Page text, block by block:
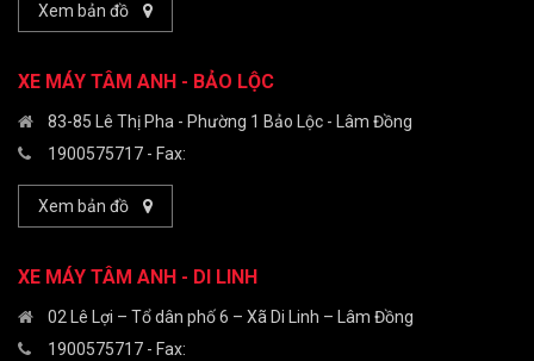
Xem bản đồ
XE MÁY TÂM ANH - BẢO LỘC
83-85 Lê Thị Pha - Phường 1 Bảo Lộc - Lâm Đồng
1900575717 - Fax:
Xem bản đồ
XE MÁY TÂM ANH - DI LINH
02 Lê Lợi – Tổ dân phố 6 – Xã Di Linh – Lâm Đồng
1900575717 - Fax: